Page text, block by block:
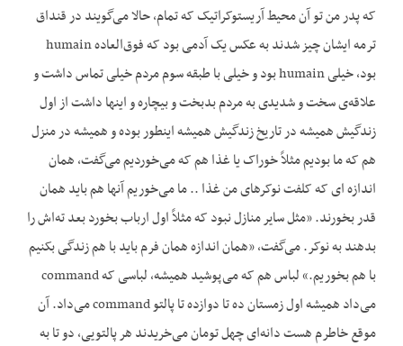
که پدر من تو آن محیط آریستوکراتیک که تمام، حالا می‌‌‌گویند در قنداق
ترمه ایشان چیز شدند به عکس یک آدمی بود که فوق‌العاده humain
بود، خیلی humain بود و خیلی با طبقه سوم مردم خیلی تماس داشت و
علاقه‌ی سخت و شدیدی به مردم بدبخت و بیچاره و اینها داشت از اول
زندگیش هميشه در تاریخ زندگیش همیشه اینطور بوده و همیشه در منزل
هم که ما بودیم مثلاً خوراک یا غذا هم که می‌‌‌‌خوردیم می‌‌‌‌گفت، همان
اندازه ای که کلفت نوکرهای من غذا .. ما می‌‌‌‌خوریم آنها هم باید همان
قدر بخورند. «مثل سایر منازل نبود که مثلاً اول ارباب بخورد بعد ته‌اش را
بدهند به نوکر. می‌‌‌‌گفت، «همان اندازه همان فرم باید با هم زندگی بکنیم
با هم بخوریم.» لباس هم که می‌‌‌پوشید همیشه، لباسی که command
می‌‌‌داد همیشه اول زمستان ده تا دوازده تا پالتو command می‌‌‌داد. آن
موقع خاطرم هست دانه‌ای چهل تومان می‌‌‌خریدند هر پالتویی، دو تا به